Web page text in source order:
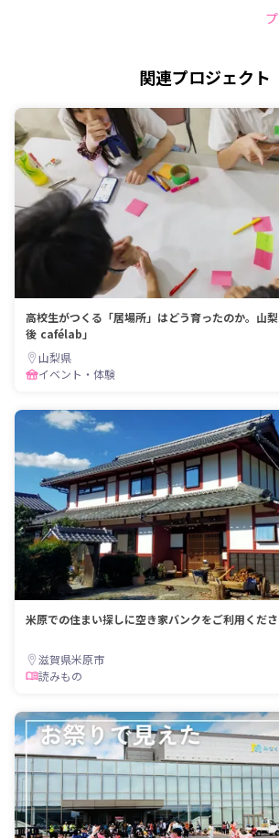
関連プロジェクト
高校生がつくる「居場所」はどう育ったのか。山
後 cafélab」
山梨県
イベント・体験
米原での住まい探しに空き家バンクをご利用くだ
滋賀県米原市
読みもの